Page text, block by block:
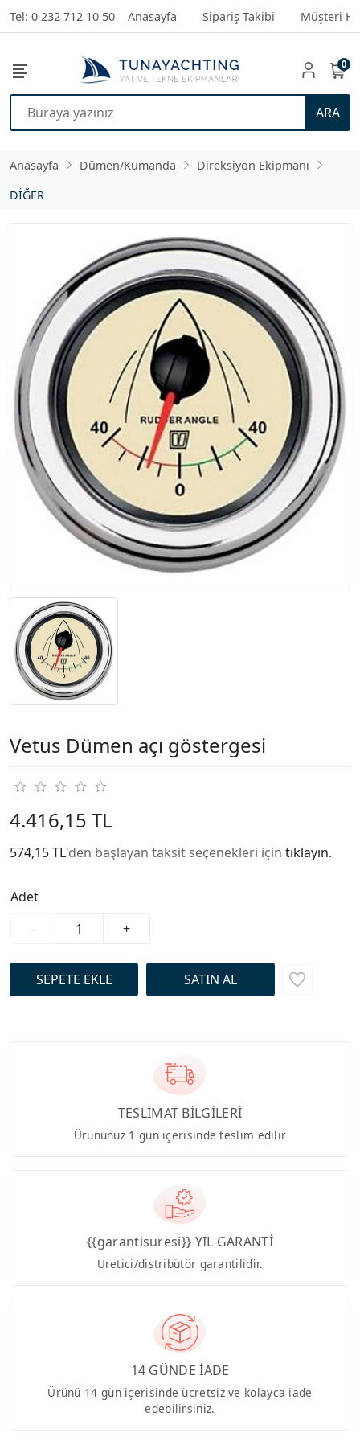
Tel: 0 232 712 10 50 Anasayfa Sipariş Takibi Müşteri
ARA
0
Anasayfa Dümen/Kumanda
Direksiyon Ekipmanı
DİĞER
Vetus Dümen açı göstergesi
4.416,15 TL
574,15 TL'den başlayan taksit seçenekleri için tıklayın.
Adet
-
+
TESLİMAT BİLGİLERİ
Ürününüz 1 gün içerisinde teslim edilir
{{garantisuresi}} YIL GARANTİ
Üretici/distribütör garantilidir.
14 GÜNDE İADE
Ürünü 14 gün içerisinde ücretsiz ve kolayca iade
edebilirsiniz.